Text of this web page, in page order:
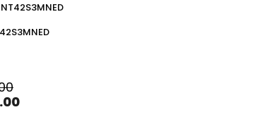
NT42S3MNED